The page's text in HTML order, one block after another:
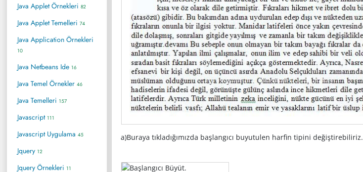
Java Applet Örnekleri 82
Java Applet Temelleri 74
Java Application Örnekleri
10
Java Netbeans Ide 16
Java Temel Örnekler 46
Java Temelleri 157
Javascript 111
Javascript Uygulama 45
Jquery 12
Jquery Örnekleri 11
a)Buraya tıkladığımızda başlangıcı buyutulen harfin tipini değiştirebiliriz.